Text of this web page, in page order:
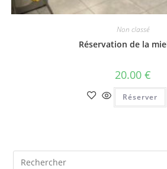
Non classé
Réservation de la
20.00 €
Réserver